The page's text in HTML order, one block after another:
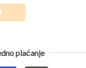
plaćanje